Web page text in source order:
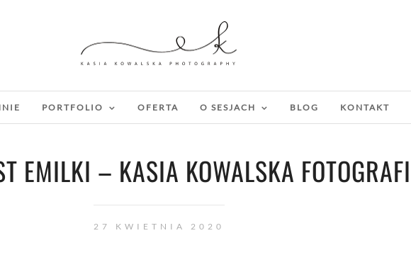
PORTFOLIO OFERTA O SESJACH BLOG KONTAKT
EMILKI – KASIA KOWALSKA
27 KWIETNIA 2020